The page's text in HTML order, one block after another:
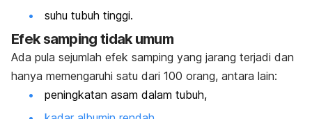
suhu tubuh tinggi.
Efek samping tidak umum
Ada pula sejumlah efek samping yang jarang terjadi dan
hanya memengaruhi satu dari 100 orang, antara lain:
peningkatan asam dalam tubuh,